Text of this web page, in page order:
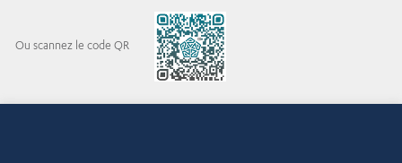
Ou scannez le code QR